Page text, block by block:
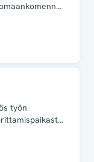
työn
ja